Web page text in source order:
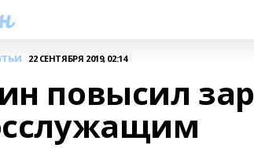
22 СЕНТЯБРЯ 2019, 02:14
повысил